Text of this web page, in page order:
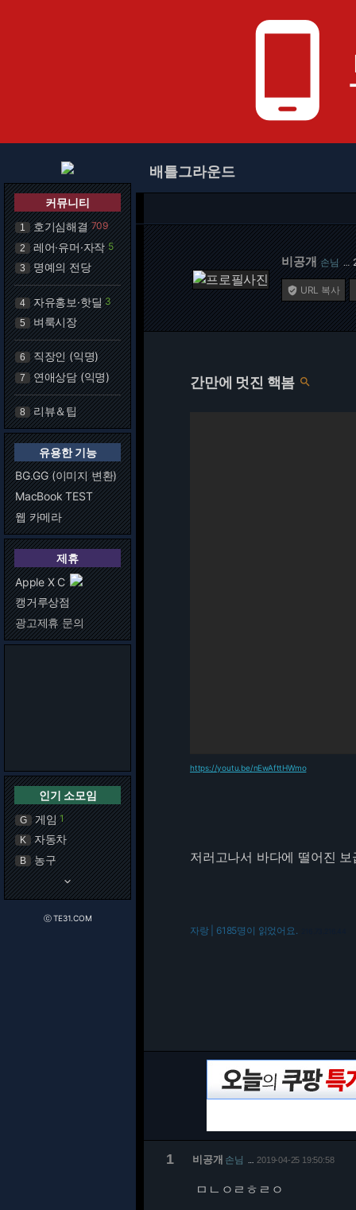
phone_android
커뮤니티
1 호기심해결 709
2 레어·유머·자작 5
3 명예의 전당
4 자유홍보·핫딜 3
5 벼룩시장
6 직장인 (익명)
7 연애상담 (익명)
8 리뷰＆팁
유용한 기능
BG.GG (이미지 변환)
MacBook TEST
웹 카메라
제휴
Apple X C
캥거루상점
광고제휴 문의
인기 소모임
G 게임 1
K 자동차
B 농구
keyboard_arrow_down
ⓒ TE31.COM
배틀그라운드
비공개 손님 …
 URL 복사
간만에 멋진 핵봄 
https://youtu.be/nEwAfttHWmo
저러고나서 바다에 떨어진
자랑 | 6185명이 읽었어요.
1 비공개 손님 2019-04-25 19:50:58
ㅁㄴㅇㄹㅎㄹㅇ